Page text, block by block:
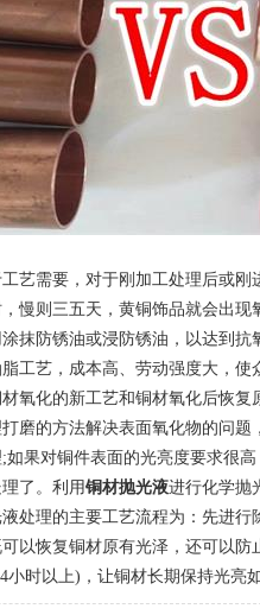
需要，对于刚加工处理后或刚
慢则三五天，黄铜饰品就会出
抹防锈油或浸防锈油，以达到
工艺，成本高、劳动强度大，使
化的新工艺和铜材氧化后恢复
磨的方法解决表面氧化物的问
果对铜件表面的光亮度要求很
了。利用铜材抛光液进行化学抛
理的主要工艺流程为：先进
以恢复铜材原有光泽，还可以
时以上)，让铜材长期保持光亮如